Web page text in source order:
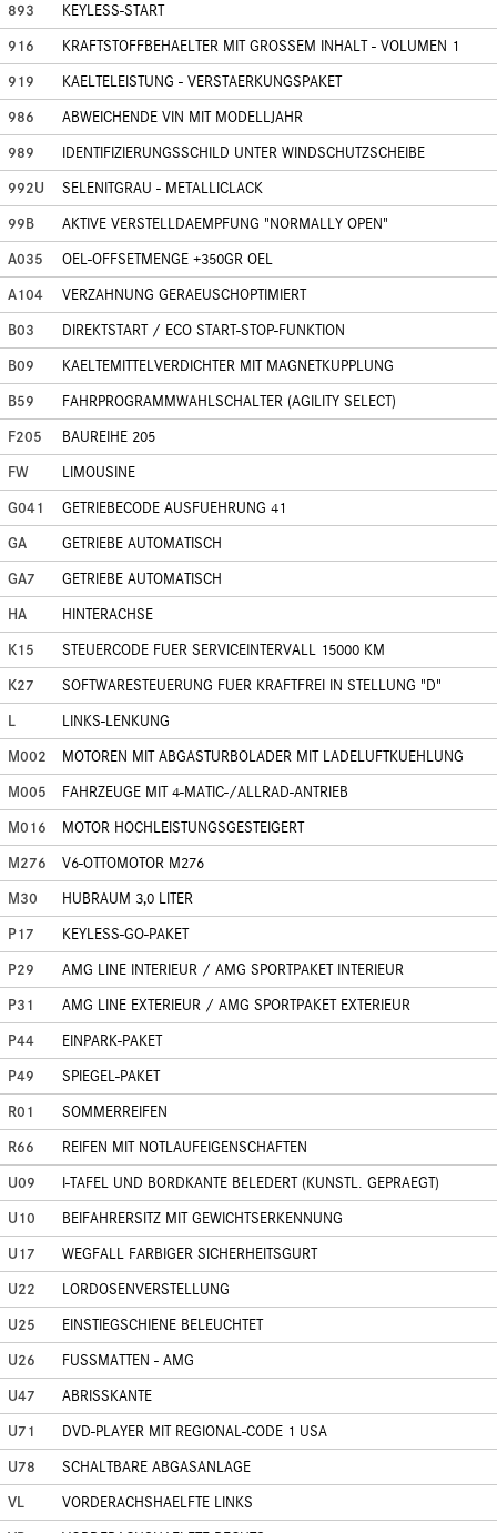
893
KEYLESS-START
916
KRAFTSTOFFBEHAELTER MIT GROSSEM INHALT - VOLUMEN 1
919
KAELTELEISTUNG - VERSTAERKUNGSPAKET
986
ABWEICHENDE VIN MIT MODELLJAHR
989
IDENTIFIZIERUNGSSCHILD UNTER WINDSCHUTZSCHEIBE
992U
SELENITGRAU - METALLICLACK
99B
AKTIVE VERSTELLDAEMPFUNG "NORMALLY OPEN"
A035
OEL-OFFSETMENGE +350GR OEL
A104
VERZAHNUNG GERAEUSCHOPTIMIERT
B03
DIREKTSTART / ECO START-STOP-FUNKTION
B09
KAELTEMITTELVERDICHTER MIT MAGNETKUPPLUNG
B59
FAHRPROGRAMMWAHLSCHALTER (AGILITY SELECT)
F205
BAUREIHE 205
FW
LIMOUSINE
G041
GETRIEBECODE AUSFUEHRUNG 41
GA
GETRIEBE AUTOMATISCH
GA7
GETRIEBE AUTOMATISCH
HA
HINTERACHSE
K15
STEUERCODE FUER SERVICEINTERVALL 15000 KM
K27
SOFTWARESTEUERUNG FUER KRAFTFREI IN STELLUNG "D"
L
LINKS-LENKUNG
M002
MOTOREN MIT ABGASTURBOLADER MIT LADELUFTKUEHLUNG
M005
FAHRZEUGE MIT 4-MATIC-/ALLRAD-ANTRIEB
M016
MOTOR HOCHLEISTUNGSGESTEIGERT
M276
V6-OTTOMOTOR M276
M30
HUBRAUM 3,0 LITER
P17
KEYLESS-GO-PAKET
P29
AMG LINE INTERIEUR / AMG SPORTPAKET INTERIEUR
P31
AMG LINE EXTERIEUR / AMG SPORTPAKET EXTERIEUR
P44
EINPARK-PAKET
P49
SPIEGEL-PAKET
R01
SOMMERREIFEN
R66
REIFEN MIT NOTLAUFEIGENSCHAFTEN
U09
I-TAFEL UND BORDKANTE BELEDERT (KUNSTL. GEPRAEGT)
U10
BEIFAHRERSITZ MIT GEWICHTSERKENNUNG
U17
WEGFALL FARBIGER SICHERHEITSGURT
U22
LORDOSENVERSTELLUNG
U25
EINSTIEGSCHIENE BELEUCHTET
U26
FUSSMATTEN - AMG
U47
ABRISSKANTE
U71
DVD-PLAYER MIT REGIONAL-CODE 1 USA
U78
SCHALTBARE ABGASANLAGE
VL
VORDERACHSHAELFTE LINKS